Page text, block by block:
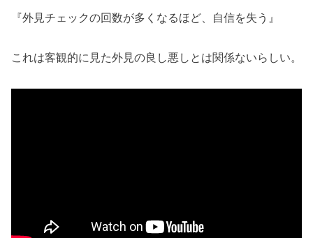
『外見チェックの回数が多くなるほど、自信を失う』
これは客観的に見た外見の良し悪しとは関係ないらしい。